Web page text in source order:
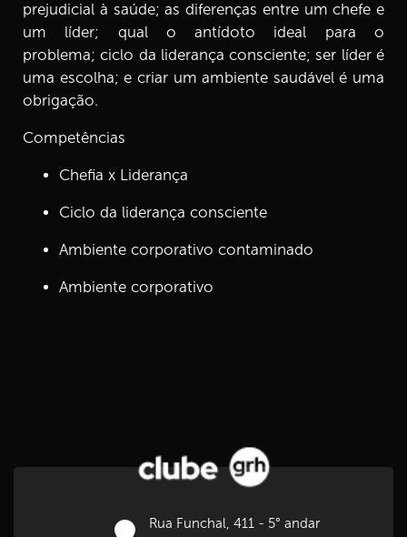
prejudicial à saúde; as diferenças entre um chefe e
um líder; qual o antídoto ideal para o
problema; ciclo da liderança consciente; ser líder é
uma escolha; e criar um ambiente saudável é uma
obrigação.
Competências
Chefia x Liderança
Ciclo da liderança consciente
Ambiente corporativo contaminado
Ambiente corporativo
Rua Funchal, 411 - 5° andar